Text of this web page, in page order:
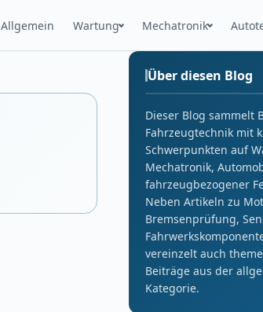
Allgemein Wartung Mechatronik
Über diesen Blog
Dieser Blog sammelt
Fahrzeugtechnik mit
Schwerpunkten auf
Mechatronik,
fahrzeugbezogener
Neben Artikeln zu
Bremsenprüfung,
vereinzelt auch
Beiträge aus der
Kategorie.